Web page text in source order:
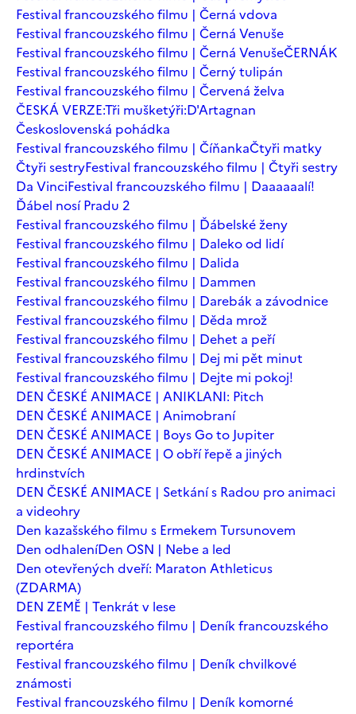
Festival francouzského filmu | Černá vdova
Festival francouzského filmu | Černá Venuše
Festival francouzského filmu | Černá VenušeČERNÁK
Festival francouzského filmu | Černý tulipán
Festival francouzského filmu | Červená želva
ČESKÁ VERZE:Tři mušketýři:D'Artagnan
Československá pohádka
Festival francouzského filmu | ČíňankaČtyři matky
Čtyři sestryFestival francouzského filmu | Čtyři sestry
Da VinciFestival francouzského filmu | Daaaaaalí!
Ďábel nosí Pradu 2
Festival francouzského filmu | Ďábelské ženy
Festival francouzského filmu | Daleko od lidí
Festival francouzského filmu | Dalida
Festival francouzského filmu | Dammen
Festival francouzského filmu | Darebák a závodnice
Festival francouzského filmu | Děda mrož
Festival francouzského filmu | Dehet a peří
Festival francouzského filmu | Dej mi pět minut
Festival francouzského filmu | Dejte mi pokoj!
DEN ČESKÉ ANIMACE | ANIKLANI: Pitch
DEN ČESKÉ ANIMACE | Animobraní
DEN ČESKÉ ANIMACE | Boys Go to Jupiter
DEN ČESKÉ ANIMACE | O obří řepě a jiných
hrdinstvích
DEN ČESKÉ ANIMACE | Setkání s Radou pro animaci
a videohry
Den kazašského filmu s Ermekem Tursunovem
Den odhaleníDen OSN | Nebe a led
Den otevřených dveří: Maraton Athleticus
(ZDARMA)
DEN ZEMĚ | Tenkrát v lese
Festival francouzského filmu | Deník francouzského
reportéra
Festival francouzského filmu | Deník chvilkové
známosti
Festival francouzského filmu | Deník komorné